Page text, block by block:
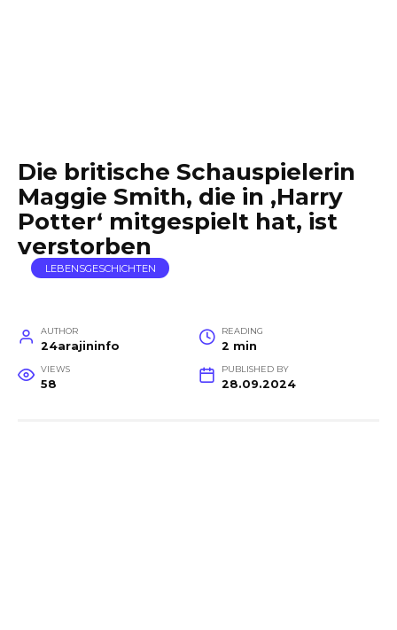
Die britische Schauspielerin
Maggie Smith, die in ‚Harry
Potter‘ mitgespielt hat, ist
verstorben
LEBENSGESCHICHTEN
AUTHOR
24arajininfo
READING
2 min
VIEWS
58
PUBLISHED BY
28.09.2024